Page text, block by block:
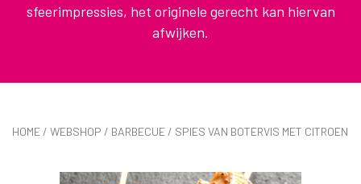
sfeerimpressies, het originele gerecht kan hiervan
afwijken.
HOME / WEBSHOP / BARBECUE / SPIES VAN BOTERVIS MET CITROEN